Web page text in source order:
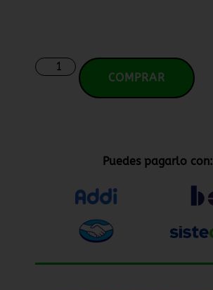
COMPRAR
Puedes pagarlo con: